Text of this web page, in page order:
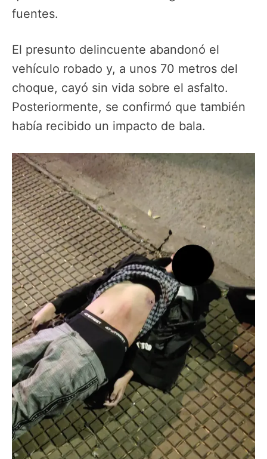
fuentes.
El presunto delincuente abandonó el
vehículo robado y, a unos 70 metros del
choque, cayó sin vida sobre el asfalto.
Posteriormente, se confirmó que también
había recibido un impacto de bala.